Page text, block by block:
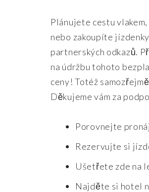
Plánujete cestu
nebo zakoupíte
partnerských odkazů.
na údržbu tohoto
ceny! Totéž
Děkujeme vám za
Porovnejte
Rezervujte si
Ušetřete zde na
Najděte si hotel